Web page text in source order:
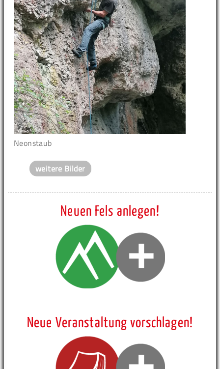
Neonstaub
weitere Bilder
Neuen Fels anlegen!
Neue Veranstaltung vorschlagen!